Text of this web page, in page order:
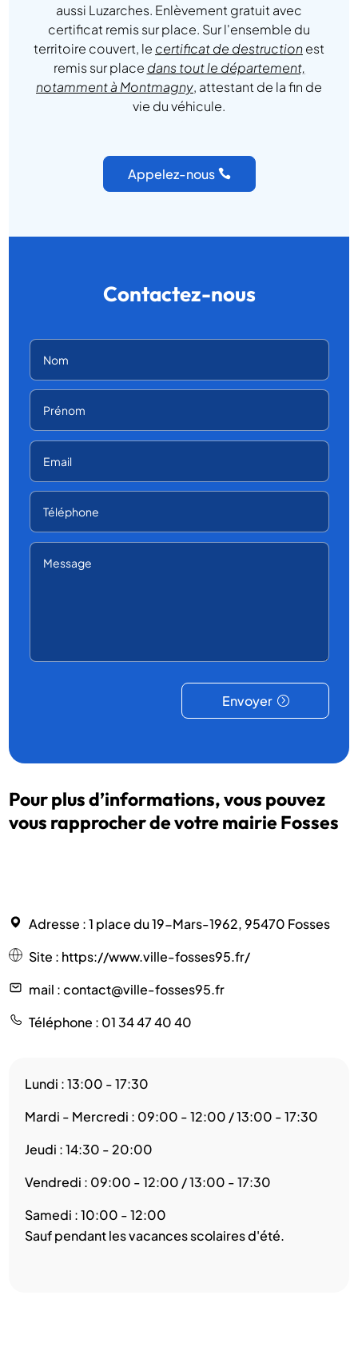
aussi Luzarches. Enlèvement gratuit avec
certificat remis sur place. Sur l'ensemble du
territoire couvert, le certificat de destructionest
remis sur place dans tout le département,
notamment à Montmagny, attestant de la fin de
vie du véhicule.
Appelez-nous
Contactez-nous
Envoyer
Pour plus d’informations, vous pouvez
vous rapprocher de votre mairie Fosses
Adresse : 1 place du 19-Mars-1962, 95470 Fosses
Site : https://www.ville-fosses95.fr/
mail : contact@ville-fosses95.fr
Téléphone : 01 34 47 40 40
Lundi : 13:00 - 17:30
Mardi - Mercredi : 09:00 - 12:00 / 13:00 - 17:30
Jeudi : 14:30 - 20:00
Vendredi : 09:00 - 12:00 / 13:00 - 17:30
Samedi : 10:00 - 12:00
Sauf pendant les vacances scolaires d'été.